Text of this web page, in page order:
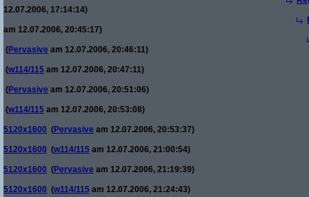
12.07.2006, 17:14:14)
am 12.07.2006, 20:45:17)
(Pervasive am 12.07.2006, 20:46:11)
(w114/115 am 12.07.2006, 20:47:11)
(Pervasive am 12.07.2006, 20:51:06)
(w114/115 am 12.07.2006, 20:53:08)
5120x1600 (Pervasive am 12.07.2006, 20:53:37)
5120x1600 (w114/115 am 12.07.2006, 21:00:54)
5120x1600 (Pervasive am 12.07.2006, 21:19:39)
5120x1600 (w114/115 am 12.07.2006, 21:24:43)